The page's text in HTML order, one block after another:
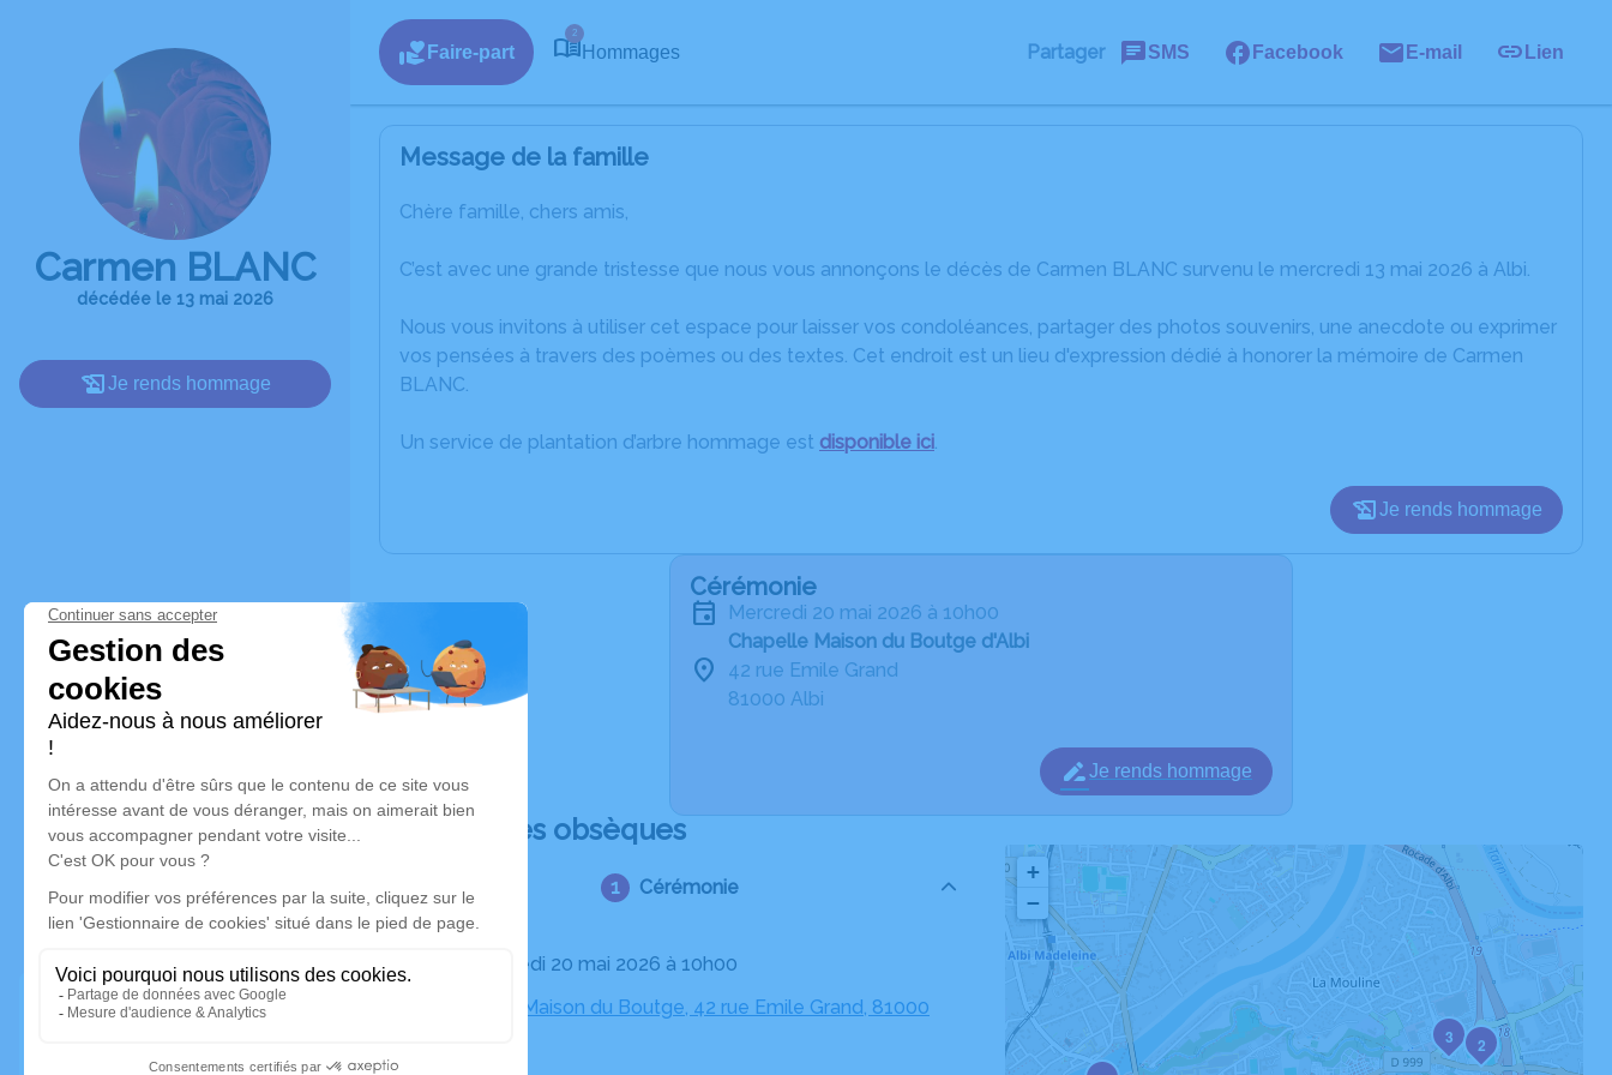
Carmen BLANC
décédée le 13 mai 2026
Je rends hommage
Faire-part
2
Hommages Partager SMS Facebook E-mail Lien
Message de la famille
Chère famille, chers amis,
C’est avec une grande tristesse que nous vous annonçons le décès de Carmen BLANC survenu le mercredi 13 mai 2026 à Albi.
Nous vous invitons à utiliser cet espace pour laisser vos condoléances, partager des photos souvenirs, une anecdote ou exprimer
vos pensées à travers des poèmes ou des textes. Cet endroit est un lieu d'expression dédié à honorer la mémoire de Carmen
BLANC.
Un service de plantation d’arbre hommage est disponible ici.
Je rends hommage
Cérémonie
mercredi 20 mai 2026 à 10h00
Chapelle Maison du Boutge d'Albi
42 rue Emile Grand
81000 Albi
Je rends hommage
Déroulé des obsèques
Cérémonie
Le mercredi 20 mai 2026 à 10h00
Chapelle Maison du Boutge, 42 rue Emile Grand, 81000
2
3
+
−